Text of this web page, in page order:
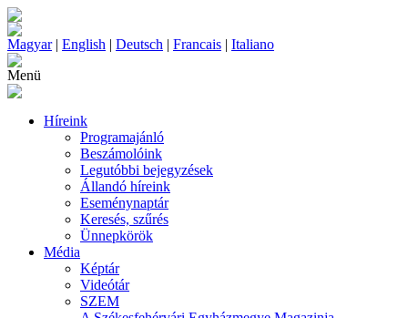
Magyar| English | Deutsch | Francais | Italiano
Menü
Híreink
Programajánló
Beszámolóink
Legutóbbi bejegyzések
Állandó híreink
Eseménynaptár
Keresés, szűrés
Ünnepkörök
Média
Képtár
Videótár
SZEM